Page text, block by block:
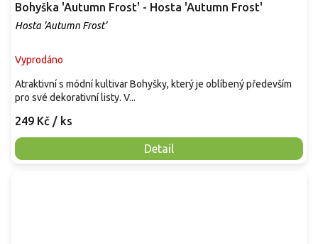
Bohyška 'Autumn Frost' - Hosta 'Autumn Frost'
Hosta 'Autumn Frost'
Vyprodáno
249 Kč / ks
Detail
Atraktivní s módní kultivar Bohyšky, který je oblíbený především
pro své dekorativní listy. V...